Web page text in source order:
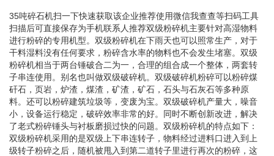
35吨碎石机扫一下快速获取该企业推荐使用微信我查查等扫码工具
扫描后可直接保存为手机联系人推荐双级粉碎机主要针对高湿物料
进行粉碎的专用机型。双级粉碎机在下雨天也可以照常生产，对于
干料湿料没有任何要求，粉碎含水率的物料也不会发生堵塞。双级
粉碎机相当于两台锤破合二为一，合理的组合成一个整体，两套转
子串连使用。别名也叫做双级破碎机。双级破碎机粉碎可以粉碎煤
矸石，页岩，炉渣，煤渣，矿渣，矿石，石头与石灰石等多种原
料。还可以粉碎建筑垃圾等，变废为宝。双级破碎机产量大，噪音
小，设备运行稳定，破碎效率非常的好。同时不断创新改进，解决
了老式粉碎锤头与衬板磨损过快的问题。双级粉碎机的特点如下：
双级粉碎机采用的是双级上下串连转子，物料经过进料口进入到上
级转子粉碎之后，随机被甩入到第二道转子里进行再次的粉碎，这